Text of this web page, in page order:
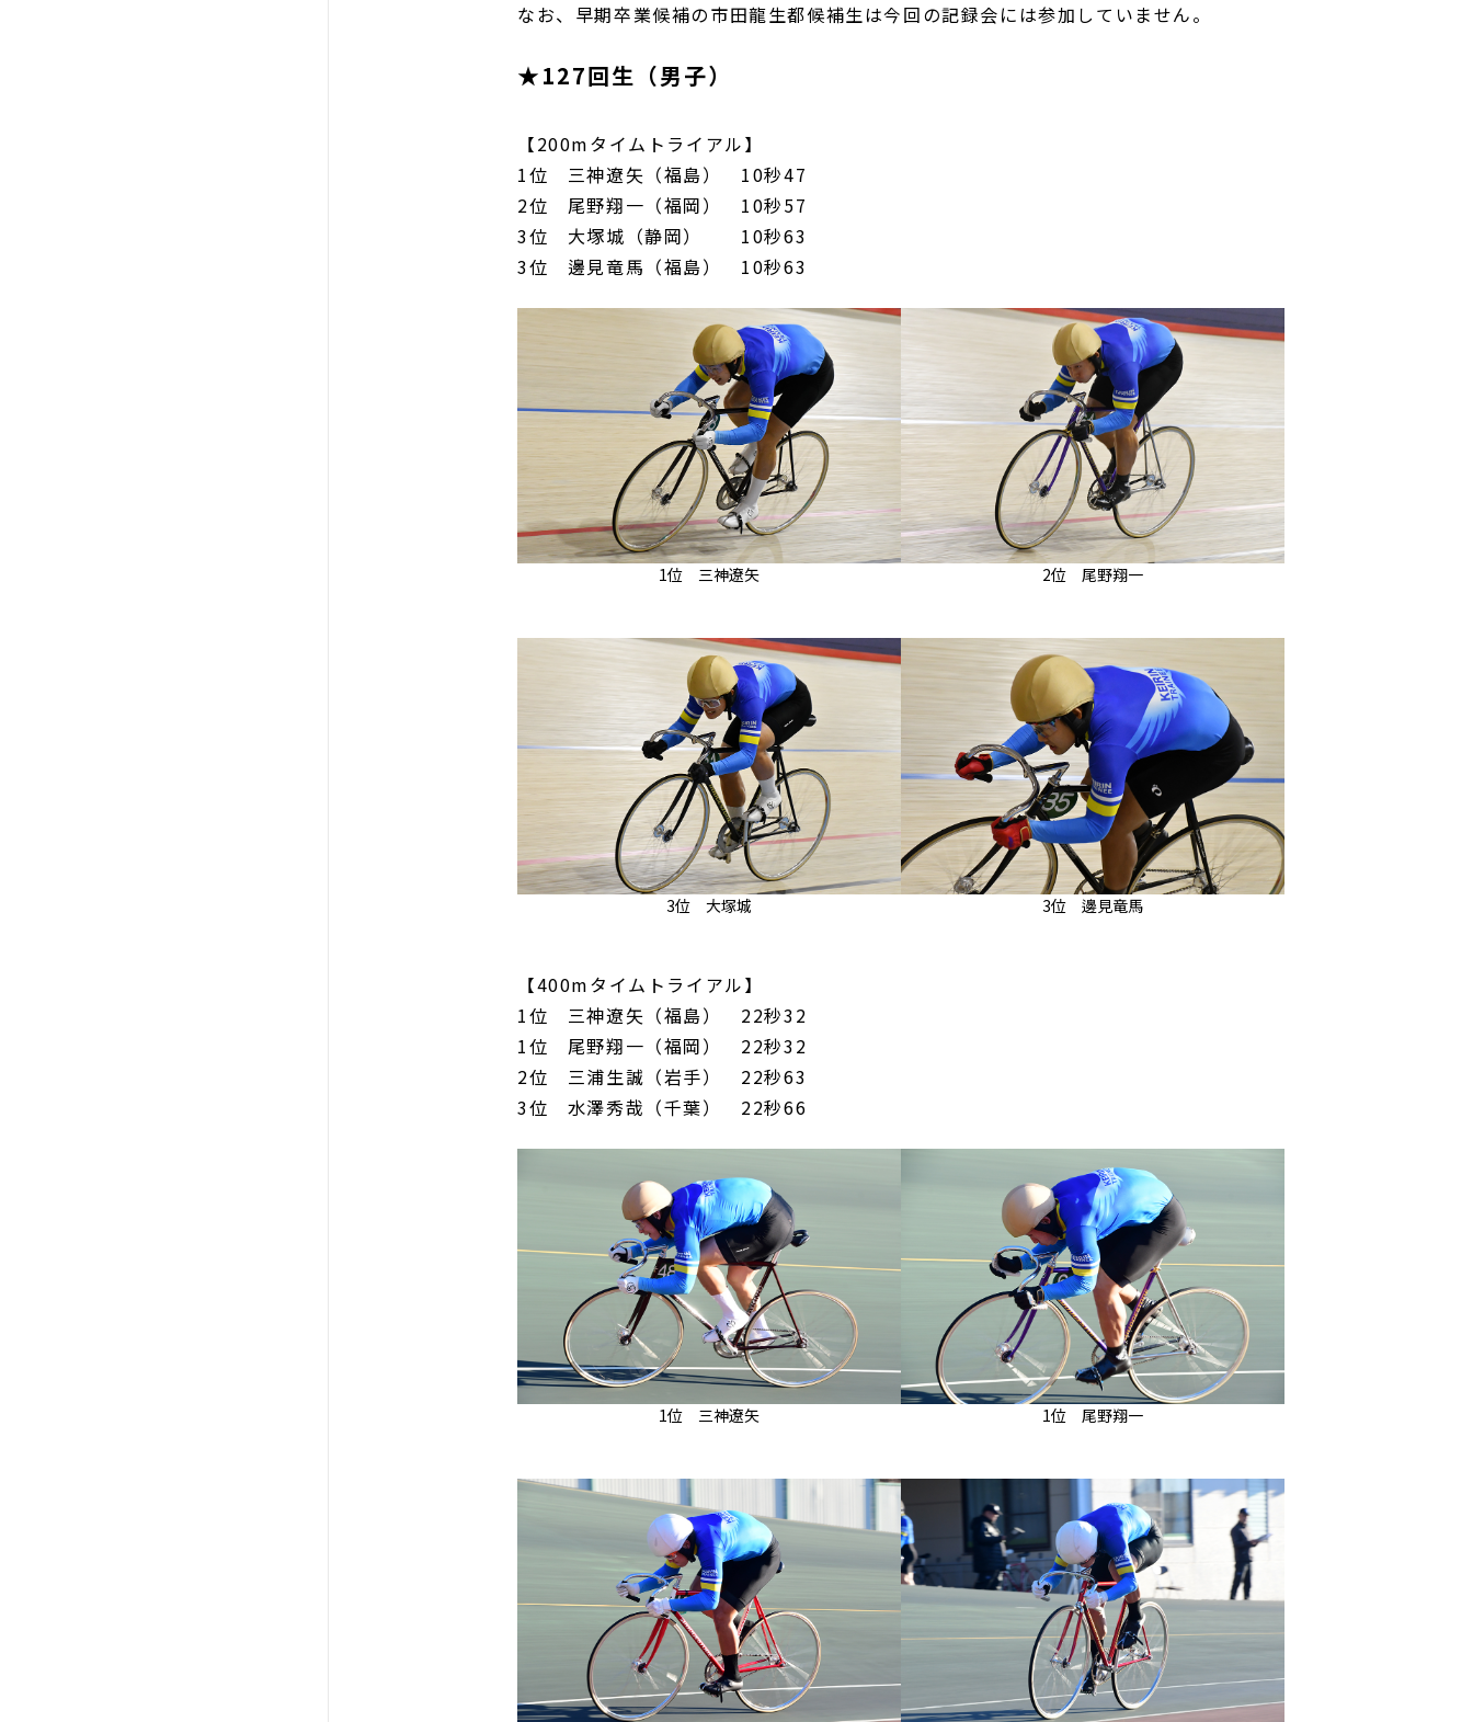
なお、早期卒業候補の市田龍生都候補生は今回の記録会には参加していません。
★127回生（男子）
【200mタイムトライアル】
1位 三神遼矢（福島） 10秒47
2位 尾野翔一（福岡） 10秒57
3位 大塚城（静岡） 10秒63
3位 邊見竜馬（福島） 10秒63
1位 三神遼矢 2位 尾野翔一
3位 大塚城 3位 邊見竜馬
【400mタイムトライアル】
1位 三神遼矢（福島） 22秒32
1位 尾野翔一（福岡） 22秒32
2位 三浦生誠（岩手） 22秒63
3位 水澤秀哉（千葉） 22秒66
1位 三神遼矢 1位 尾野翔一